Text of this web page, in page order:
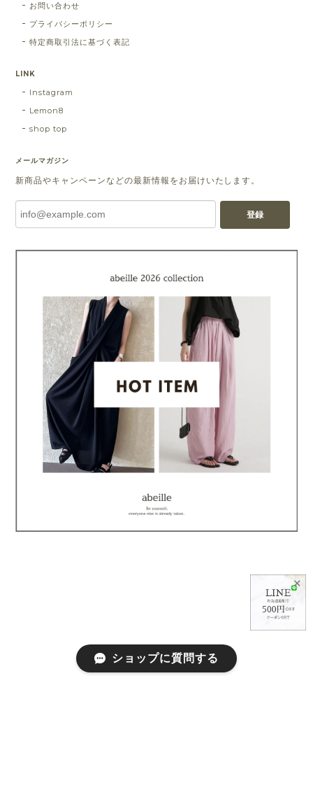
✕
お問い合わせ
プライバシーポリシー
特定商取引法に基づく表記
LINK
Instagram
Lemon8
shop top
メールマガジン
新商品やキャンペーンなどの最新情報をお届けいたします。
登録
ショップに質問する